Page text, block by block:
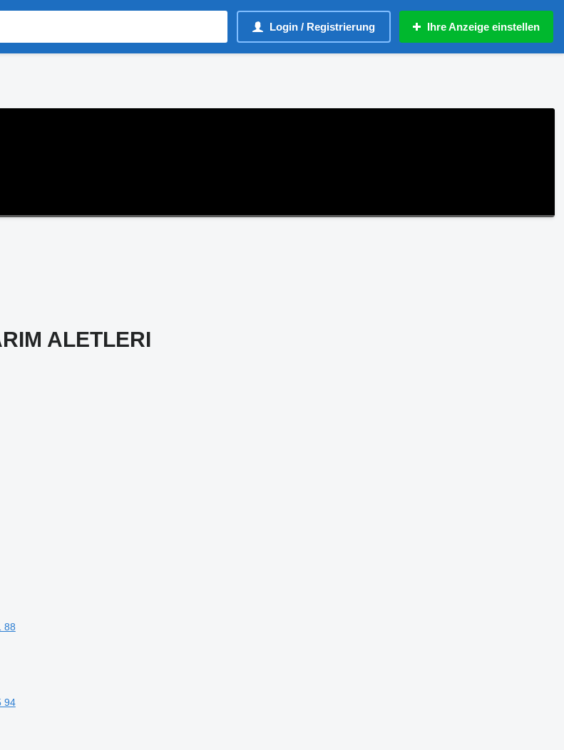
Login / Registrierung Ihre Anzeige einstellen
ALETLERI
88
94